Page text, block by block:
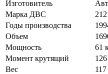
Изготовитель
Марка ДВС
Годы производства
Объем
Мощность
61
Момент крутящий
Вес